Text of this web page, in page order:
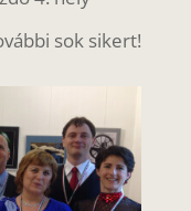
sok sikert!